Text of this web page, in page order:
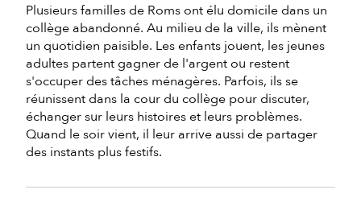
Plusieurs familles de Roms ont élu domicile dans un
collège abandonné. Au milieu de la ville, ils mènent
un quotidien paisible. Les enfants jouent, les jeunes
adultes partent gagner de l'argent ou restent
s'occuper des tâches ménagères. Parfois, ils se
réunissent dans la cour du collège pour discuter,
échanger sur leurs histoires et leurs problèmes.
Quand le soir vient, il leur arrive aussi de partager
des instants plus festifs.